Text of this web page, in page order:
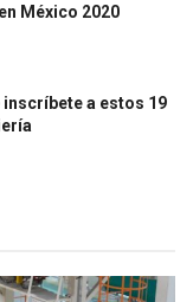
México 2020
a estos 19